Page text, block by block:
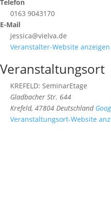
Telefon
0163 9043170
E-Mail
jessica@vielva.de
Veranstalter-Website anzeigen
Veranstaltungsort
KREFELD: SeminarEtage
Gladbacher Str. 644
Krefeld, 47804 Deutschland
Veranstaltungsort-Website